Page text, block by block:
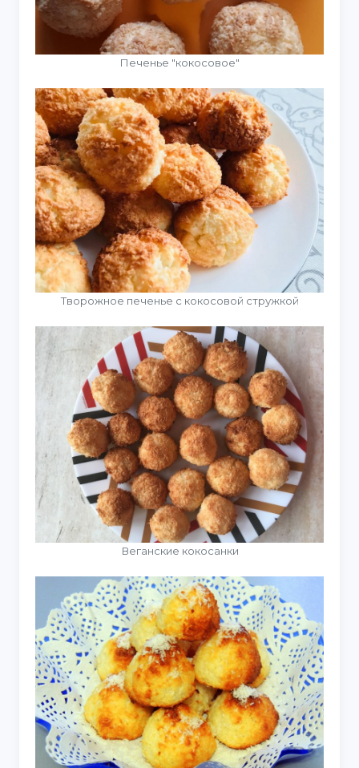
Печенье "кокосовое"
Творожное печенье с кокосовой стружкой
Веганские кокосанки